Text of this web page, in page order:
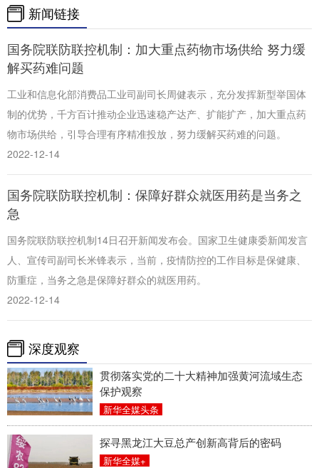
新闻链接
国务院联防联控机制：加大重点药物市场供给 努力缓
解买药难问题
工业和信息化部消费品工业司副司长周健表示，充分发挥新型举国体
制的优势，千方百计推动企业迅速稳产达产、扩能扩产，加大重点药
物市场供给，引导合理有序精准投放，努力缓解买药难的问题。
2022-12-14
国务院联防联控机制：保障好群众就医用药是当务之
急
国务院联防联控机制14日召开新闻发布会。国家卫生健康委新闻发言
人、宣传司副司长米锋表示，当前，疫情防控的工作目标是保健康、
防重症，当务之急是保障好群众的就医用药。
2022-12-14
深度观察
贯彻落实党的二十大精神加强黄河流域生态
保护观察
新华全媒头条
探寻黑龙江大豆总产创新高背后的密码
新华全媒+